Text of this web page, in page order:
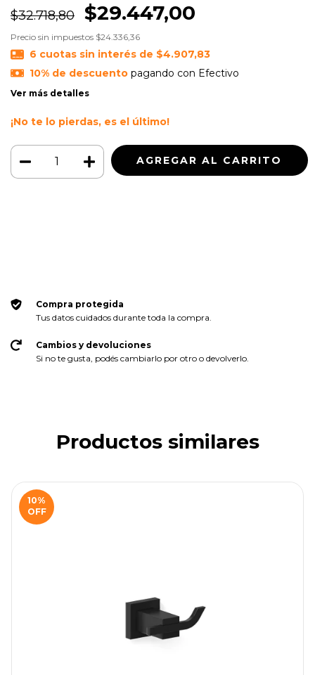
$32.718,80 $29.447,00
Precio sin impuestos $24.336,36
6 cuotas sin interés de $4.907,83
10% de descuentopagando con Efectivo
Ver más detalles
¡No te lo pierdas, es el último!
Compra protegida
Tus datos cuidados durante toda la compra.
Cambios y devoluciones
Si no te gusta, podés cambiarlo por otro o devolverlo.
Productos similares
10%
OFF